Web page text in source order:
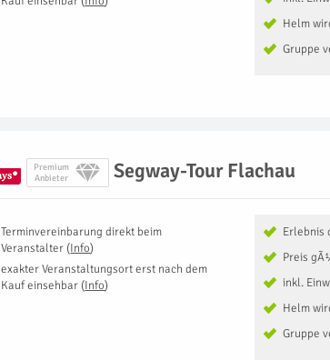
Helm
Gruppe
Premium
Anbieter
Segway-Tour Flachau
Erlebnis
Preis
inkl.
Helm
Gruppe
Terminvereinbarung direkt beim
Veranstalter (Info)
exakter Veranstaltungsort erst nach dem
Kauf einsehbar (Info)